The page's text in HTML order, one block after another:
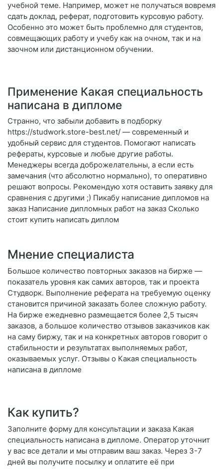
учебной теме. Например, может не получаться вовремя
сдать доклад, реферат, подготовить курсовую работу.
Особенно это может быть проблемно для студентов,
совмещающих работу и учебу как на очном, так и на
заочном или дистанционном обучении.
Применение Какая специальность
написана в дипломе
Странно, что забыли добавить в подборку
https://studwork.store-best.net/ — современный и
удобный сервис для студентов. Помогают написать
рефераты, курсовые и любые другие работы.
Менеджеры всегда доброжелательны, а если есть
замечания (что абсолютно нормально), то оперативно
решают вопросы. Рекомендую хотя оставить заявку для
сравнения с другими ;) Пикабу написание дипломов на
заказ Написание дипломных работ на заказ Сколько
стоит купить написать диплом
Мнение специалиста
Большое количество повторных заказов на бирже —
показатель уровня как самих авторов, так и проекта
Студворк. Выполнение реферата на требуемую оценку
становится причиной заказать более сложную работу.
На бирже ежедневно размещается более 2,5 тысяч
заказов, а большое количество отзывов заказчиков как
на саму биржу, так и на конкретных авторов говорит о
стабильности и результатах выполняемых работ,
оказываемых услуг. Отзывы о Какая специальность
написана в дипломе
Как купить?
Заполните форму для консультации и заказа Какая
специальность написана в дипломе. Оператор уточнит
у вас все детали и мы отправим ваш заказ. Через 3-7
дней вы получите посылку и оплатите её при